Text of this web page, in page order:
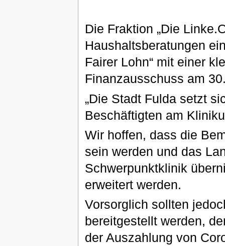
Die Fraktion „Die
Haushaltsberatungen
Fairer Lohn“ mit einer
Finanzausschuss am
„Die Stadt Fulda setzt
Beschäftigten am
Wir hoffen, dass die
sein werden und das
Schwerpunktklinik
erweitert werden.
Vorsorglich sollten
bereitgestellt werden,
der Auszahlung von